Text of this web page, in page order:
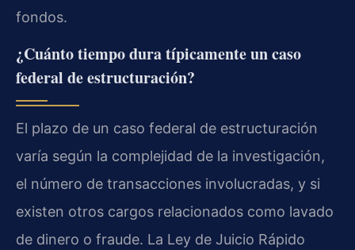
fondos.
¿Cuánto tiempo dura típicamente un caso
federal de estructuración?
El plazo de un caso federal de estructuración
varía según la complejidad de la investigación,
el número de transacciones involucradas, y si
existen otros cargos relacionados como lavado
de dinero o fraude. La Ley de Juicio Rápido